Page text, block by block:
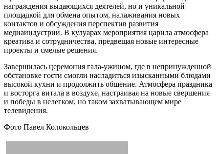
награждения выдающихся деятелей, но и уникальной
площадкой для обмена опытом, налаживания новых
контактов и обсуждения перспектив развития
медиаиндустрии. В кулуарах мероприятия царила атмосфера
креатива и сотрудничества, предвещая новые интересные
проекты и смелые решения.
Завершилась церемония гала-ужином, где в непринужденной
обстановке гости смогли насладиться изысканными блюдами
высокой кухни и продолжить общение. Атмосфера праздника
и восторга витала в воздухе, настраивая на новые свершения
и победы в нелегком, но таком захватывающем мире
телевидения.
Фото Павел Колокольцев